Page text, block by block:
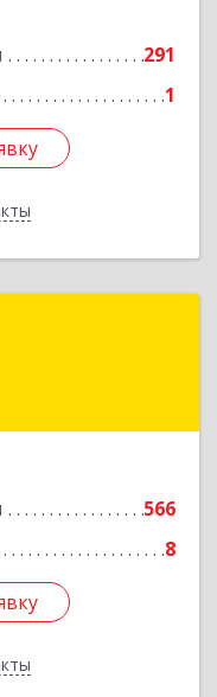
291
1
Подробнее
566
8
г, Путина пр-